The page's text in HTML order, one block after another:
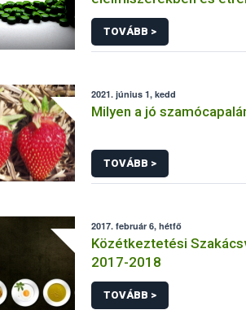
kiegészítőkben
anyagok
TOVÁBB >
2021. június 1, kedd
Milyen a jó
TOVÁBB >
2017. február 6, hétfő
Közétkeztetési
2017-2018
TOVÁBB >